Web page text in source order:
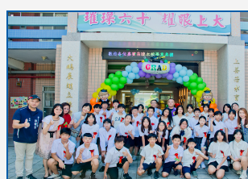
https://sites.google.com/stes.tyc.edu.tw/
https://sites.google.com/stes.tyc.edu.tw/